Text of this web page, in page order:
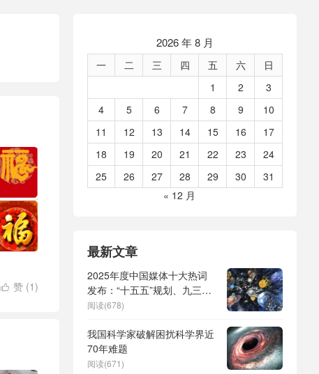
 赞 (1)
2026 年 8 月
一 二 三 四 五 六
日
1
2
3
4
5 6 7 8 9
10
11
12 13 14 15 16
17
18
19 20 21 22 23
24
25
26 27 28 29 30
31
« 12 月
最新文章
2025年度中国媒体十大热词
发布：“十五五”规划、九三阅
兵、全球治理倡议、
形机器人、苏超、票根经济、
育儿补贴、科学素养、网络生
态治理
阅读(678)
我国科学家破解困扰科学界近
70年难题
阅读(671)